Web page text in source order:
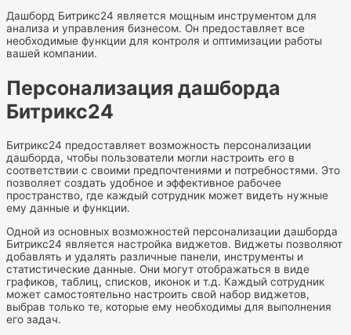
Дашборд Битрикс24 является мощным инструментом для
анализа и управления бизнесом. Он предоставляет все
необходимые функции для контроля и оптимизации работы
вашей компании.
Персонализация дашборда
Битрикс24
Битрикс24 предоставляет возможность персонализации
дашборда, чтобы пользователи могли настроить его в
соответствии с своими предпочтениями и потребностями. Это
позволяет создать удобное и эффективное рабочее
пространство, где каждый сотрудник может видеть нужные
ему данные и функции.
Одной из основных возможностей персонализации дашборда
Битрикс24 является настройка виджетов. Виджеты позволяют
добавлять и удалять различные панели, инструменты и
статистические данные. Они могут отображаться в виде
графиков, таблиц, списков, иконок и т.д. Каждый сотрудник
может самостоятельно настроить свой набор виджетов,
выбрав только те, которые ему необходимы для выполнения
его задач.